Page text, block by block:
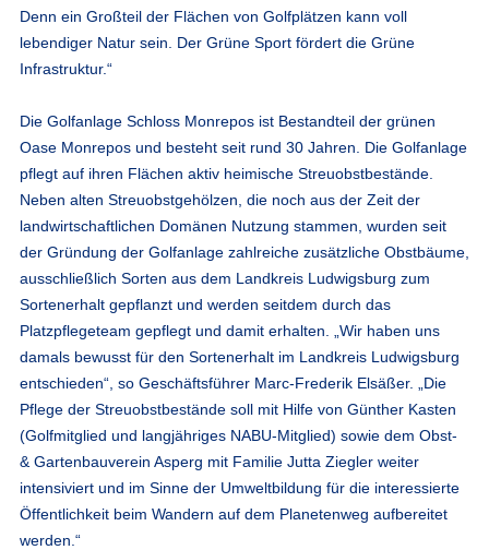
Denn ein Großteil der Flächen von Golfplätzen kann voll
lebendiger Natur sein. Der Grüne Sport fördert die Grüne
Infrastruktur.“
Die Golfanlage Schloss Monrepos ist Bestandteil der grünen
Oase Monrepos und besteht seit rund 30 Jahren. Die Golfanlage
pflegt auf ihren Flächen aktiv heimische Streuobstbestände.
Neben alten Streuobstgehölzen, die noch aus der Zeit der
landwirtschaftlichen Domänen Nutzung stammen, wurden seit
der Gründung der Golfanlage zahlreiche zusätzliche Obstbäume,
ausschließlich Sorten aus dem Landkreis Ludwigsburg zum
Sortenerhalt gepflanzt und werden seitdem durch das
Platzpflegeteam gepflegt und damit erhalten. „Wir haben uns
damals bewusst für den Sortenerhalt im Landkreis Ludwigsburg
entschieden“, so Geschäftsführer Marc-Frederik Elsäßer. „Die
Pflege der Streuobstbestände soll mit Hilfe von Günther Kasten
(Golfmitglied und langjähriges NABU-Mitglied) sowie dem Obst-
& Gartenbauverein Asperg mit Familie Jutta Ziegler weiter
intensiviert und im Sinne der Umweltbildung für die interessierte
Öffentlichkeit beim Wandern auf dem Planetenweg aufbereitet
werden.“